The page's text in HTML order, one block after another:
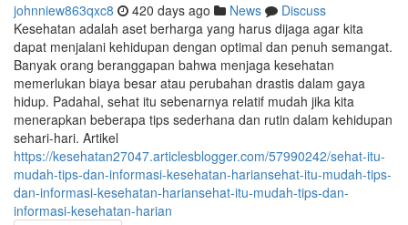
johnniew863qxc8 420 days ago News
Discuss
Kesehatan adalah aset berharga yang harus dijaga agar kita
dapat menjalani kehidupan dengan optimal dan penuh semangat.
Banyak orang beranggapan bahwa menjaga kesehatan
memerlukan biaya besar atau perubahan drastis dalam gaya
hidup. Padahal, sehat itu sebenarnya relatif mudah jika kita
menerapkan beberapa tips sederhana dan rutin dalam kehidupan
sehari-hari. Artikel
https://kesehatan27047.articlesblogger.com/57990242/sehat-itu-
mudah-tips-dan-informasi-kesehatan-hariansehat-itu-mudah-tips-
dan-informasi-kesehatan-hariansehat-itu-mudah-tips-dan-
informasi-kesehatan-harian